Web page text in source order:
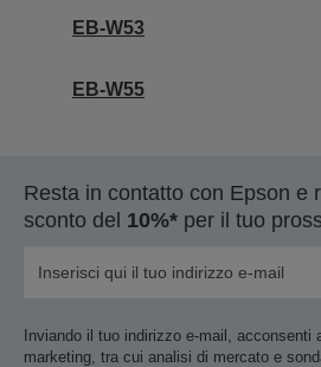
EB-W53
EB-W55
Resta in contatto con Epson e
sconto del 10%* per il tuo
Inviando il tuo indirizzo e-mail, acconsenti
marketing, tra cui analisi di mercato e